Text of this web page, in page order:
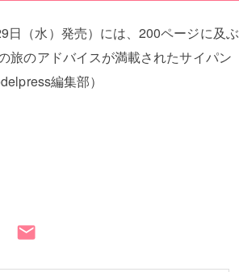
日（水）発売）には、200ページに及ぶ
旅のアドバイスが満載されたサイパン
編集部）